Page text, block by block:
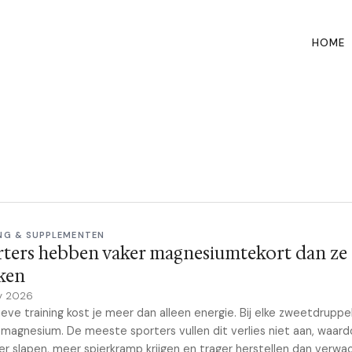
HOME
& SUPPLEMENTEN
hebben vaker magnesiumtekort dan ze
2026
training kost je meer dan alleen energie. Bij elke
De meeste sporters vullen dit verlies niet aan,
slapen, meer spierkramp krijgen en trager herstellen dan